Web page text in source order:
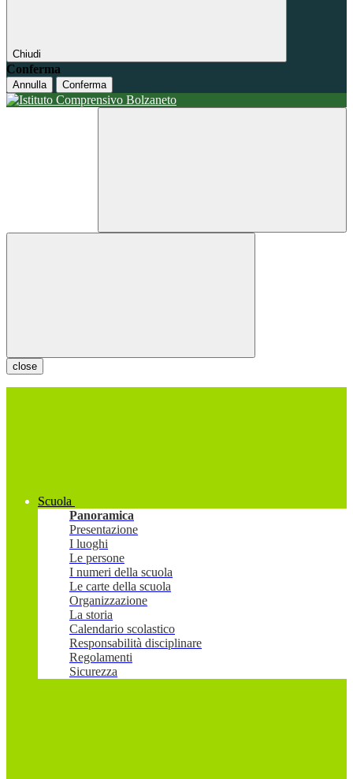
Chiudi
Conferma
Annulla Conferma
close
Scuola
Panoramica
Presentazione
I luoghi
Le persone
I numeri della scuola
Le carte della scuola
Organizzazione
La storia
Calendario scolastico
Responsabilità disciplinare
Regolamenti
Sicurezza